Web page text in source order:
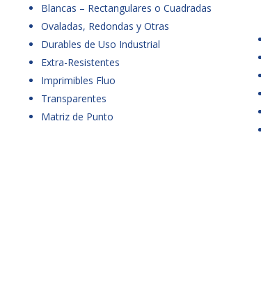
Blancas – Rectangulares o Cuadradas
Ovaladas, Redondas y Otras
Durables de Uso Industrial
Extra-Resistentes
Imprimibles Fluo
Transparentes
Matriz de Punto